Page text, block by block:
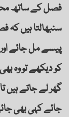
فصل کے ساتھ
سنبھالتا ہیں
پیسے مل جائے
کو دیکھے تو وہ
گھر لے جاتے ہیں
جائے کہی بھی